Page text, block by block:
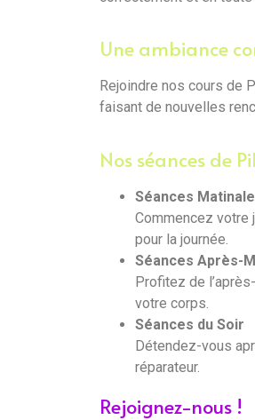
Une ambiance
Rejoindre nos cours de
faisant de nouvelles
Nos séances de
Séances
Commencez votre
pour la journée.
Séances Après-
Profitez de
votre corps.
Séances du Soir
Détendez-vous
réparateur.
Rejoignez-nous !